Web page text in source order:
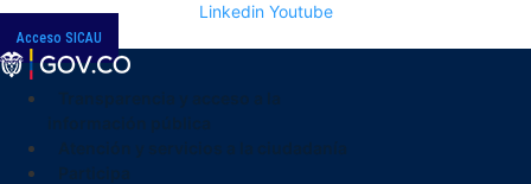
Linkedin Youtube
Acceso SICAU